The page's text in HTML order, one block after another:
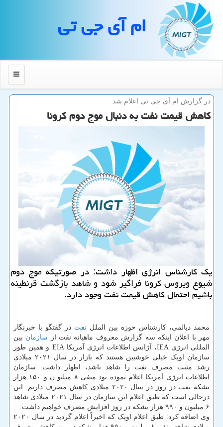
ام آی جی تی
منو
در گزارش ام آی جی تی اعلام شد
كاهش قیمت نفت به دنبال موج دوم كرونا
یك كارشناس انرژی اظهار داشت: در صورتیكه موج دوم
شیوع ویروس كرونا فراگیر شود و شاهد بازگشت قرنطینه
باشیم احتمال كاهش قیمت نفت وجود دارد.
محمد دیالمی، کارشناس حوزه بین الملل نفت در گفتگو با خبرنگار
مهر با اعلان اینکه سه گزارش معروف ماهیانه نفت از سازمان بین
المللی انرژی IEA، آژانس اطلاعات انرژی آمریکا EIA و همین طور
سازمان اوپک خیلی خوشبین هستند که بازار در سال ۲۰۲۱ میلادی
رشد مثبت مصرف نفت را شاهد باشد، اظهار داشت: سازمان
اطلاعات انرژی آمریکا اعلام نموده بود منفی ۸ میلیو ن و ۱۵۰ هزار
بشکه نفت در روز در سال ۲۰۲۰ میلادی کاهش مصرف داریم. این
درحالی است که طبق اعلام این سازمان در سال ۲۰۲۱ میلادی شاهد
۶ میلیون و ۹۹۰ هزار بشکه در روز افزایش مصرف خواهیم داشت.
وی اضافه کرد: طبق اعلام اوپک که اخیراً اعلام گردید در سال ۲۰۲۰